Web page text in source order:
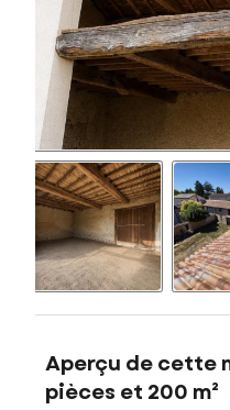
Aperçu de cette
pièces et 200 m²